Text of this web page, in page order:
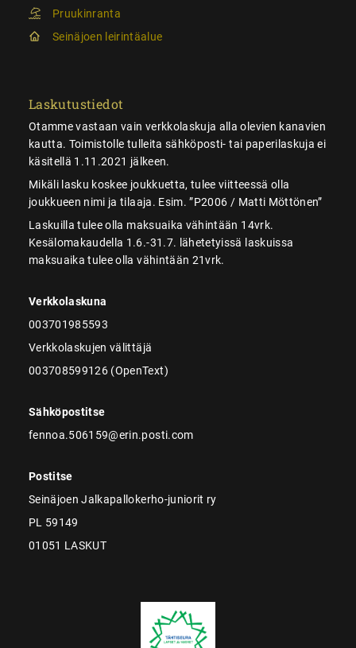
Pruukinranta
Seinäjoen leirintäalue
Laskutustiedot
Otamme vastaan vain verkkolaskuja alla olevien kanavien
kautta. Toimistolle tulleita sähköposti- tai paperilaskuja ei
käsitellä 1.11.2021 jälkeen.
Mikäli lasku koskee joukkuetta, tulee viitteessä olla
joukkueen nimi ja tilaaja. Esim. ”P2006 / Matti Möttönen”
Laskuilla tulee olla maksuaika vähintään 14vrk.
Kesälomakaudella 1.6.-31.7. lähetetyissä laskuissa
maksuaika tulee olla vähintään 21vrk.
Verkkolaskuna
003701985593
Verkkolaskujen välittäjä
003708599126 (OpenText)
Sähköpostitse
fennoa.506159@erin.posti.com
Postitse
Seinäjoen Jalkapallokerho-juniorit ry
PL 59149
01051 LASKUT